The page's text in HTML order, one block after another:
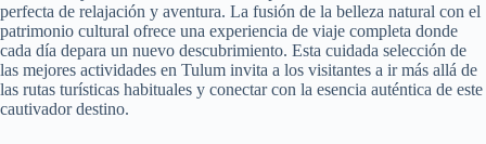
perfecta de relajación y aventura. La fusión de la belleza natural con el
patrimonio cultural ofrece una experiencia de viaje completa donde
cada día depara un nuevo descubrimiento. Esta cuidada selección de
las mejores actividades en Tulum invita a los visitantes a ir más allá de
las rutas turísticas habituales y conectar con la esencia auténtica de este
cautivador destino.